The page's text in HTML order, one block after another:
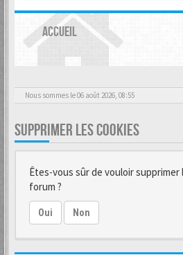
ACCUEIL
Nous sommes le 06 août 2026, 08:55
SUPPRIMER LES COOKIES
Êtes-vous sûr de vouloir supprimer
forum ?
Oui Non